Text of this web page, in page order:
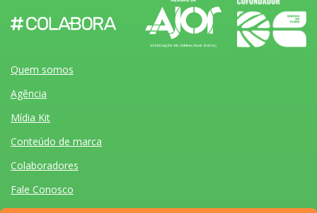
Quem somos
Agência
Mídia Kit
Conteúdo de marca
Colaboradores
Fale Conosco